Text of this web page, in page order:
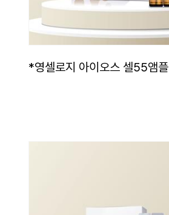
*영셀로지 아이오스 셀55앰플